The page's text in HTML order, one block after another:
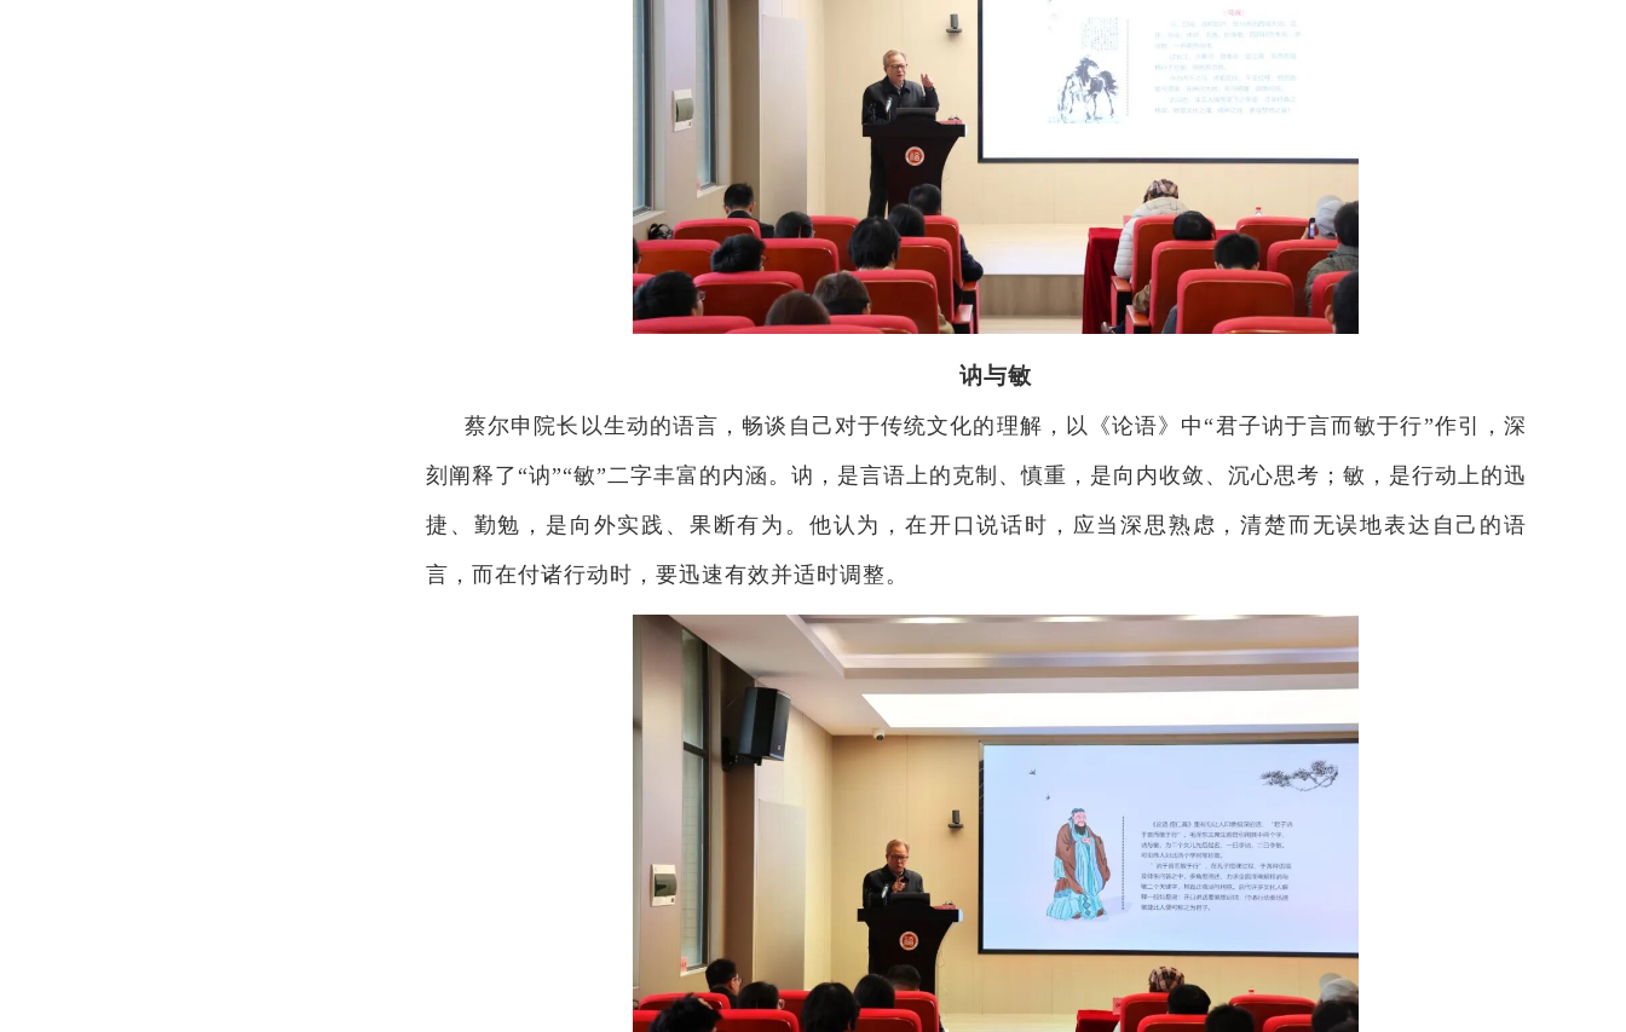
讷与敏
蔡尔申院长以生动的语言，畅谈自己对于传统文化的理解，以《论语》中“君子讷于言而敏于行”作引，深
刻阐释了“讷”“敏”二字丰富的内涵。讷，是言语上的克制、慎重，是向内收敛、沉心思考；敏，是行动上的迅
捷、勤勉，是向外实践、果断有为。他认为，在开口说话时，应当深思熟虑，清楚而无误地表达自己的语
言，而在付诸行动时，要迅速有效并适时调整。